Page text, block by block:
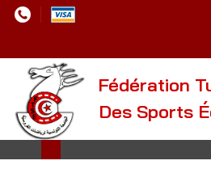
Fédération
Des Sports